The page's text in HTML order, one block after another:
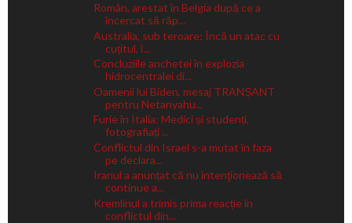
Român, arestat în Belgia după ce a
încercat să răp...
Australia, sub teroare: Încă un atac cu
cuțitul, î...
Concluziile anchetei în explozia
hidrocentralei di...
Oamenii lui Biden, mesaj TRANȘANT
pentru Netanyahu...
Furie în Italia: Medici și studenți,
fotografiați ...
Conflictul din Israel s-a mutat în faza
pe declara...
Iranul a anunțat că nu intenţionează să
continue a...
Kremlinul a trimis prima reacție în
conflictul din...